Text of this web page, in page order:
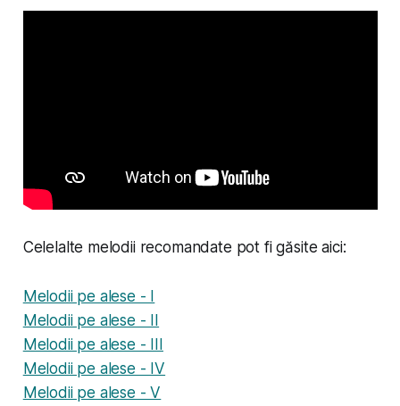
Celelalte melodii recomandate pot fi găsite aici:
Melodii pe alese - I
Melodii pe alese - II
Melodii pe alese - III
Melodii pe alese - IV
Melodii pe alese - V